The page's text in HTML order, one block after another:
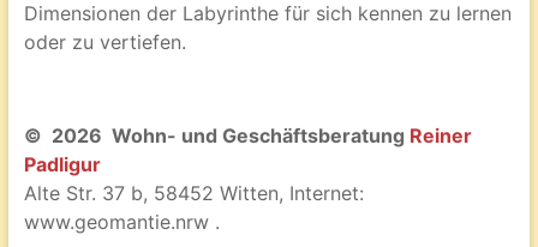
Dimensionen der Labyrinthe für sich kennen zu lernen
oder zu vertiefen.
© 2026 Wohn- und Geschäftsberatung Reiner
Padligur
Alte Str. 37 b, 58452 Witten, Internet:
www.geomantie.nrw .